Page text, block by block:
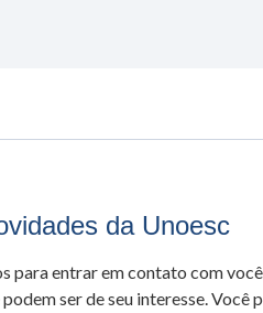
da Unoesc
para entrar em contato com
ser de seu interesse. Você